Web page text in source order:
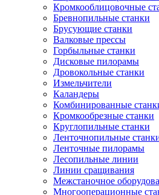
Кромкооблицовочные
Бревнопильные станки
Брусующие станки
Валковые прессы
Горбыльные станки
Дисковые пилорамы
Дровокольные станки
Измельчители
Каландеры
Комбинированные
Кромкообрезные станки
Круглопильные станки
Ленточнопильные
Ленточные пилорамы
Лесопильные линии
Линии сращивания
Межстаночное
Многооперационные